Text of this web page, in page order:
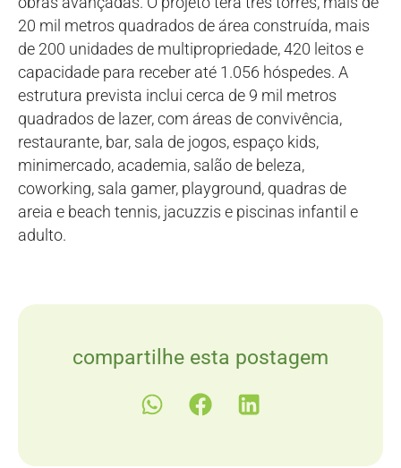
20 mil metros quadrados de área construída, mais
de 200 unidades de multipropriedade, 420 leitos e
capacidade para receber até 1.056 hóspedes. A
estrutura prevista inclui cerca de 9 mil metros
quadrados de lazer, com áreas de convivência,
restaurante, bar, sala de jogos, espaço kids,
minimercado, academia, salão de beleza,
coworking, sala gamer, playground, quadras de
areia e beach tennis, jacuzzis e piscinas infantil e
adulto.
compartilhe esta postagem